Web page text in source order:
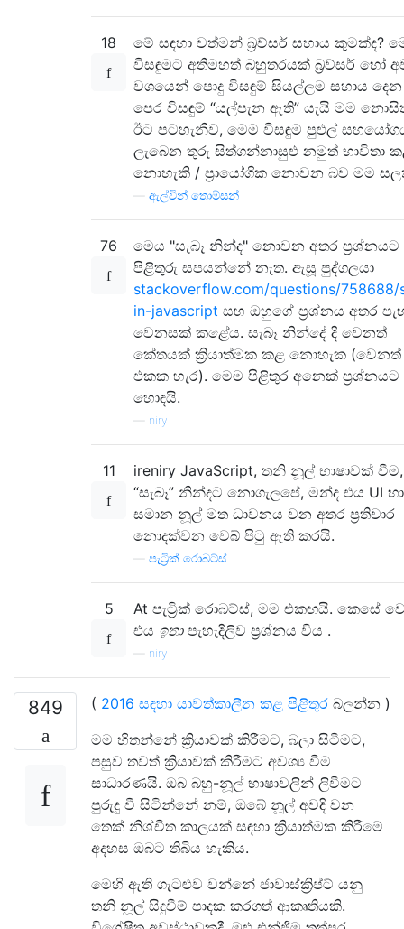
18
මේ සඳහා වත්මන් බ්‍රව්සර් සහාය කුමක්ද?
විසඳුමට අතිමහත් බහුතරයක් බ්‍රව්සර් හෝ
වශයෙන් පොදු විසඳුම් සියල්ලම සහාය
පෙර විසඳුම් “යල්පැන ඇති” යැයි මම
ඊට පටහැනිව, මෙම විසඳුම පුළුල්
ලැබෙන තුරු සිත්ගන්නාසුළු නමුත් භාවිතා
නොහැකි / ප්‍රායෝගික නොවන බව මම
ඇල්වින් තොම්සන්
76
මෙය "සැබෑ නින්ද" නොවන අතර ප්‍රශ්නයට
පිළිතුරු සපයන්නේ නැත. ඇසූ පුද්ගලයා
stackoverflow.com/questions/758688/
in-javascript සහ ඔහුගේ ප්‍රශ්නය අතර
වෙනසක් කළේය. සැබෑ නින්දේ දී වෙනත්
කේතයක් ක්‍රියාත්මක කළ නොහැක (වෙනත්
එකක හැර). මෙම පිළිතුර අනෙක් ප්‍රශ්නයට
හොඳයි.
niry
11
ireniry JavaScript, තනි නූල් භාෂාවක් වීම,
“සැබෑ” නින්දට නොගැලපේ, මන්ද එය UI හා
සමාන නූල් මත ධාවනය වන අතර ප්‍රතිචාර
නොදක්වන වෙබ් පිටු ඇති කරයි.
පැට්‍රික් රොබට්ස්
5
At පැට්‍රික් රොබට්ස්, මම එකඟයි. කෙසේ
එය ඉතාපැහැදිලිව ප්‍රශ්නය විය .
niry
849 ( 2016 සඳහා යාවත්කාලීන කළ පිළිතුර බලන්න )
මම හිතන්නේ ක්‍රියාවක් කිරීමට, බලා සිටීමට,
පසුව තවත් ක්‍රියාවක් කිරීමට අවශ්‍ය වීම
සාධාරණයි. ඔබ බහු-නූල් භාෂාවලින් ලිවීමට
පුරුදු වී සිටින්නේ නම්, ඔබේ නූල් අවදි වන
තෙක් නිශ්චිත කාලයක් සඳහා ක්‍රියාත්මක කිරීමේ
අදහස ඔබට තිබිය හැකිය.
මෙහි ඇති ගැටළුව වන්නේ ජාවාස්ක්‍රිප්ට් යනු
තනි නූල් සිදුවීම් පාදක කරගත් ආකෘතියකි.